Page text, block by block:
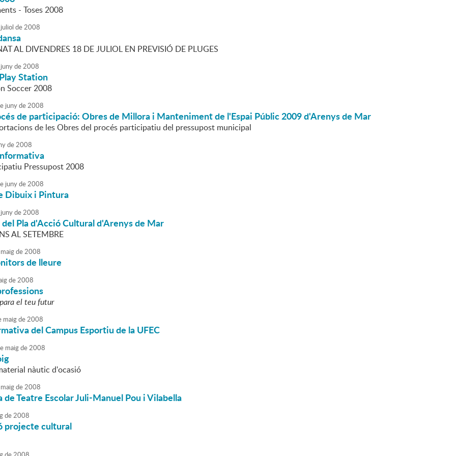
- Toses 2008
de2008
AL DIVENDRES 18 DE JULIOL EN PREVISIÓ DE PLUGES
de2008
Station
Soccer 2008
junyde2008
de participació: Obres de Millora i Manteniment de l'Espai Públic 2009 d'Arenys de Mar
de les Obres del procés participatiu del pressupost municipal
de2008
Pressupost 2008
junyde2008
Dibuix i Pintura
de2008
Pla d'Acció Cultural d'Arenys de Mar
AL SETEMBRE
de2008
de lleure
de2008
el teu futur
maigde2008
del Campus Esportiu de la UFEC
maigde2008
nàutic d'ocasió
de2008
Teatre Escolar Juli-Manuel Pou i Vilabella
de2008
projecte cultural